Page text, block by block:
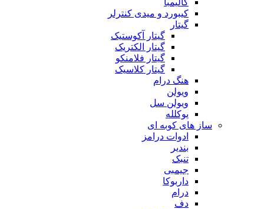
کالیمبا
کیبورد و میدی کنترلر
گیتار
گیتار آکوستیک
گیتار الکتریک
گیتار فلامنکو
گیتار کلاسیک
هنگ درام
ویولن
ویولن سل
یوکلله
ساز های کوبه ای
ادوات درامز
بندیر
تنبک
جیمبی
داربوکا
درام
دف